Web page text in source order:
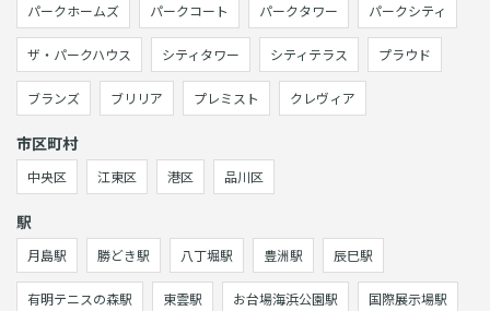
パークホームズ パークコート パークタワー パークシティ
ザ・パークハウス シティタワー シティテラス プラウド
ブランズ ブリリア プレミスト クレヴィア
市区町村
中央区 江東区 港区 品川区
駅
月島駅 勝どき駅 八丁堀駅 豊洲駅 辰巳駅
有明テニスの森駅 東雲駅 お台場海浜公園駅 国際展示場駅